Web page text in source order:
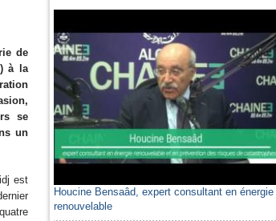
de
à la
se
un
est
Houcine Bensaâd, expert consultant en énergie
renouvelable